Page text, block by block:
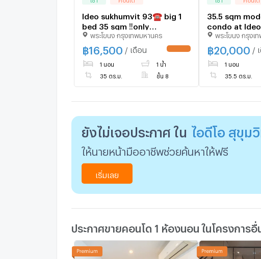
Ideo sukhumvit 93☎️ big 1
bed 35 sqm ‼️only
16500/month‼️ NOW
AVAILABLE 🔆✅
พระโขนง กรุงเทพมหานคร
฿16,500 / เดือน
1 นอน 1 น้ำ
35 ตร.ม. ชั้น 8
35.5 sqm
condo at Ideo
Bang Chak
พระโขนง กรุงเ
฿20,000 /
1 นอน
35.5 ตร.ม.
ยังไม่เจอประกาศ ใน ไอดีโอ สุขุม
ให้นายหน้ามืออาชีพช่วยค้นหาให้ฟรี
เริ่มเลย
ประกาศขายคอนโด 1 ห้องนอน ในโครงการอื่